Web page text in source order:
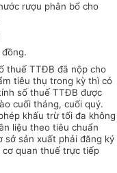
rượu phân bổ cho
thuế TTĐB đã nộp cho
tiêu thụ trong kỳ thì có
số thuế TTĐB được
cuối tháng, cuối quý.
khấu trừ tối đa không
liệu theo tiêu chuẩn
sở sản xuất phải đăng ký
quan thuế trực tiếp